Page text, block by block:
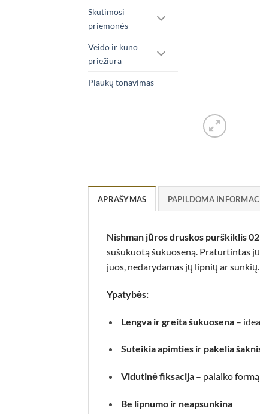
Skutimosi
priemonės
Veido ir kūno
priežiūra
Plaukų tonavimas
APRAŠYMAS PAPILDOMA
Nishman jūros druskos purškiklis 02
sušukuotą šukuoseną. Praturtintas
juos, nedarydamas jų lipnių ar sunkių.
Ypatybės:
Lengva ir greita šukuosena–
Suteikia apimties ir pakelia
Vidutinė fiksacija– palaiko
Be lipnumo ir neapsunkina